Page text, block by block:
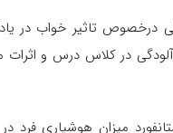
درخصوص تاثیر خواب در
در کلاس درس و
میزان هوشیاری فرد